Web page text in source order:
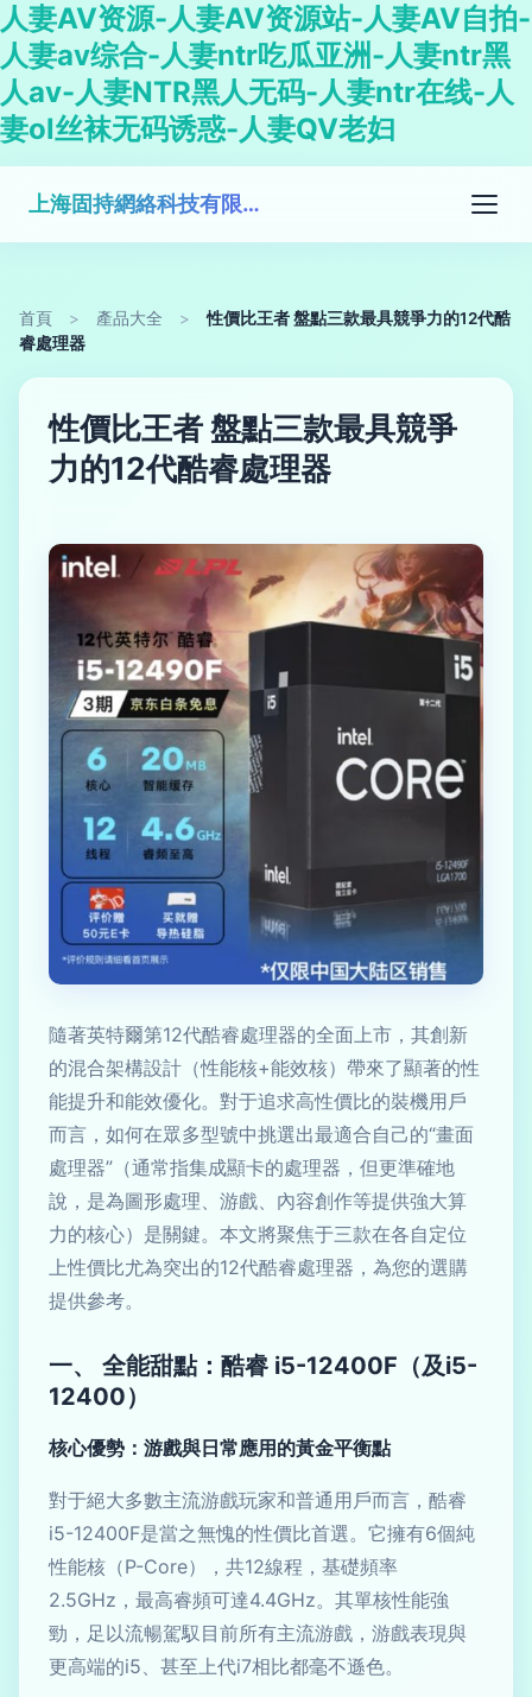
人妻AV资源-人妻AV资源站-人妻AV自拍-
人妻av综合-人妻ntr吃瓜亚洲-人妻ntr黑
人av-人妻NTR黑人无码-人妻ntr在线-人
妻ol丝袜无码诱惑-人妻QV老妇
上海固持網絡科技有限公司
首頁 > 產品大全 >
性價比王者 盤點三款最具競爭力的12代酷
睿處理器
性價比王者 盤點三款最具競爭
力的12代酷睿處理器
隨著英特爾第12代酷睿處理器的全面上市，其創新
的混合架構設計（性能核+能效核）帶來了顯著的性
能提升和能效優化。對于追求高性價比的裝機用戶
而言，如何在眾多型號中挑選出最適合自己的“畫面
處理器”（通常指集成顯卡的處理器，但更準確地
說，是為圖形處理、游戲、內容創作等提供強大算
力的核心）是關鍵。本文將聚焦于三款在各自定位
上性價比尤為突出的12代酷睿處理器，為您的選購
提供參考。
一、 全能甜點：酷睿 i5-12400F（及i5-
12400）
核心優勢：游戲與日常應用的黃金平衡點
對于絕大多數主流游戲玩家和普通用戶而言，酷睿
i5-12400F是當之無愧的性價比首選。它擁有6個純
性能核（P-Core），共12線程，基礎頻率
2.5GHz，最高睿頻可達4.4GHz。其單核性能強
勁，足以流暢駕馭目前所有主流游戲，游戲表現與
更高端的i5、甚至上代i7相比都毫不遜色。